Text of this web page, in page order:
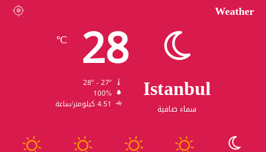
Weather
Istanbul
سماء صافية
28
℃
100%
4.51 كيلومتر/ساعة